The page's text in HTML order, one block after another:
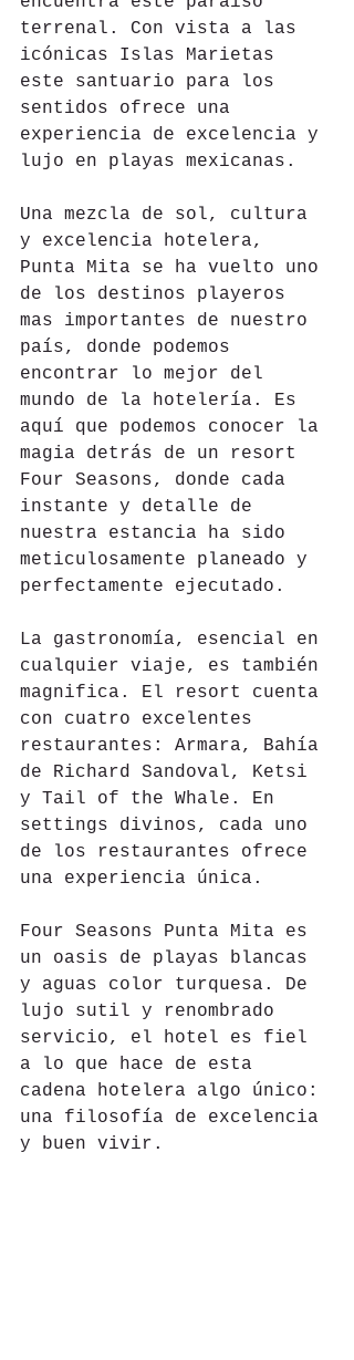
terrenal. Con vista a las
icónicas Islas Marietas
este santuario para los
sentidos ofrece una
experiencia de excelencia y
lujo en playas mexicanas.
Una mezcla de sol, cultura
y excelencia hotelera,
Punta Mita se ha vuelto uno
de los destinos playeros
mas importantes de nuestro
país, donde podemos
encontrar lo mejor del
mundo de la hotelería. Es
aquí que podemos conocer la
magia detrás de un resort
Four Seasons, donde cada
instante y detalle de
nuestra estancia ha sido
meticulosamente planeado y
perfectamente ejecutado.
La gastronomía, esencial en
cualquier viaje, es también
magnifica. El resort cuenta
con cuatro excelentes
restaurantes: Armara, Bahía
de Richard Sandoval, Ketsi
y Tail of the Whale. En
settings divinos, cada uno
de los restaurantes ofrece
una experiencia única.
Four Seasons Punta Mita es
un oasis de playas blancas
y aguas color turquesa. De
lujo sutil y renombrado
servicio, el hotel es fiel
a lo que hace de esta
cadena hotelera algo único:
una filosofía de excelencia
y buen vivir.